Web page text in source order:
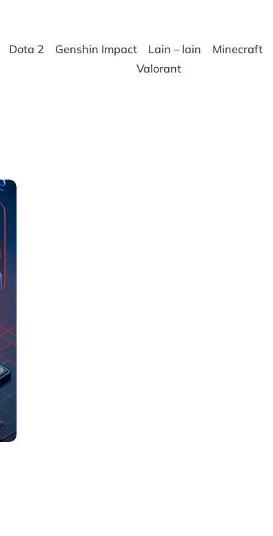
Dota 2 Genshin Impact Lain – lain Minecraft
Valorant